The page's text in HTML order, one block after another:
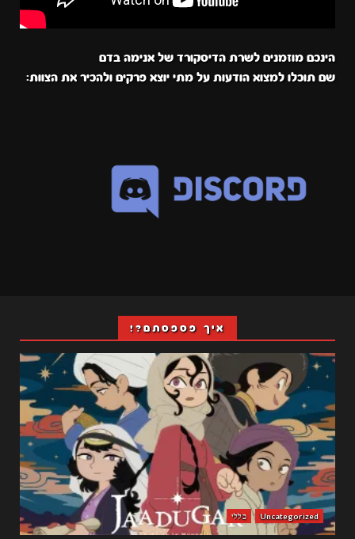
הינכם מוזמנים לשרת הדיסקורד של אנימה בדם
שם תוכלו למצוא הודעות על מתי יוצא פרקים ולהכיר את הצוות:
איך פספסתם?!
Uncategorized כללי